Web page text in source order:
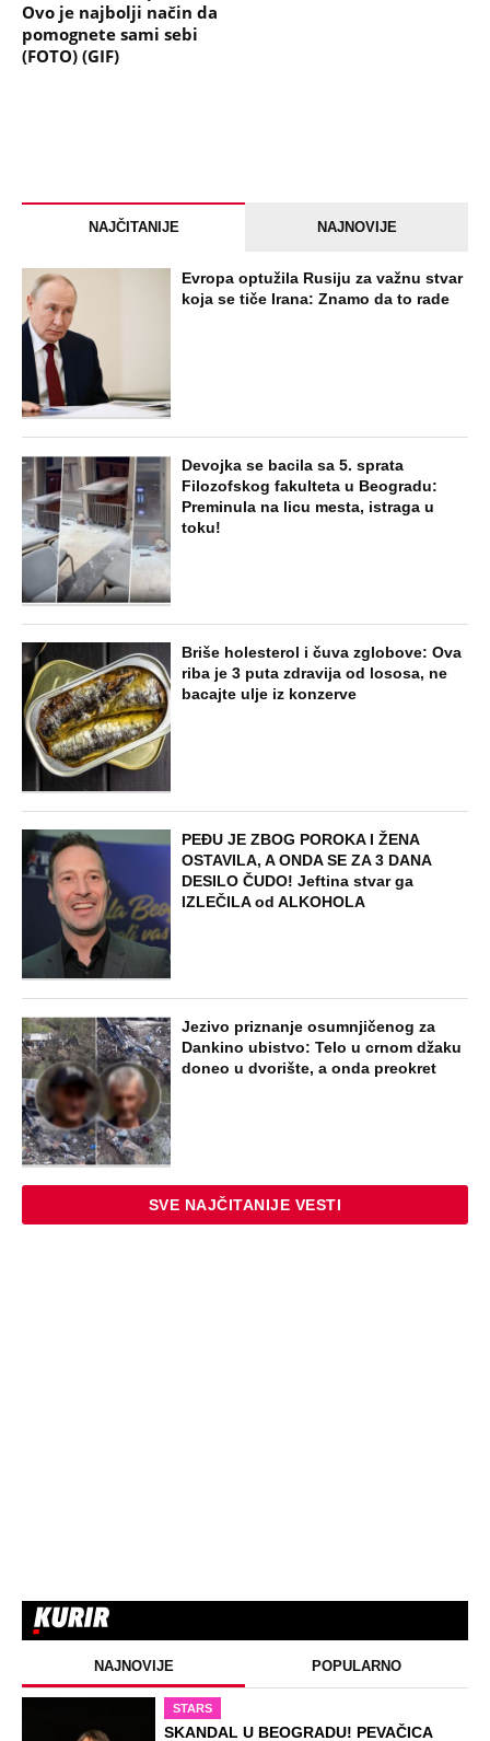
Ovo je najbolji način da
pomognete sami sebi
(FOTO) (GIF)
NAJČITANIJE NAJNOVIJE
Evropa optužila Rusiju za važnu stvar
koja se tiče Irana: Znamo da to rade
Devojka se bacila sa 5. sprata
Filozofskog fakulteta u Beogradu:
Preminula na licu mesta, istraga u
toku!
Briše holesterol i čuva zglobove: Ova
riba je 3 puta zdravija od lososa, ne
bacajte ulje iz konzerve
PEĐU JE ZBOG POROKA I ŽENA
OSTAVILA, A ONDA SE ZA 3 DANA
DESILO ČUDO! Jeftina stvar ga
IZLEČILA od ALKOHOLA
Jezivo priznanje osumnjičenog za
Dankino ubistvo: Telo u crnom džaku
doneo u dvorište, a onda preokret
SVE NAJČITANIJE VESTI
NAJNOVIJE POPULARNO
STARS
SKANDAL U BEOGRADU! PEVAČICA